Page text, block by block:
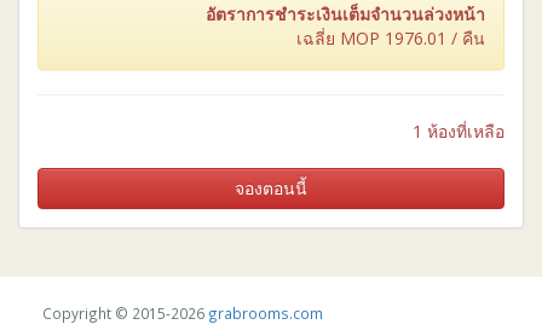
อัตราการชำระเงินเต็มจำนวนล่วงหน้า
เฉลี่ย MOP 1976.01 / คืน
1 ห้องที่เหลือ
จองตอนนี้
Copyright © 2015-2026 grabrooms.com